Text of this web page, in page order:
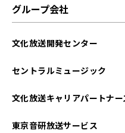
グループ会社
文化放送開発センター
セントラルミュージック
文化放送キャリアパートナー
東京音研放送サービス